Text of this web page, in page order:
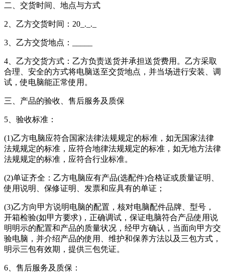
二、交货时间、地点与方式
2、乙方交货时间：20_._._
3、乙方交货地点：_____
4、乙方交货方式：乙方负责送货并承担送货费用。乙方采取
合理、安全的方式将电脑送至交货地点，并当场进行安装、调
试，使电脑能正常使用。
三、产品的验收、售后服务及质保
5、验收标准：
(1)乙方电脑应符合国家法律法规规定的标准，如无国家法律
法规规定的标准，应符合地律法规规定的标准，如无地方法律
法规规定的标准，应符合行业标准。
(2)单证齐全：乙方电脑应有产品(选配件)合格证或质量证明、
使用说明、保修证明、发票和应具有的单证；
(3)乙方向甲方说明电脑的配置，核对电脑配件品牌、型号，
开箱检验(如甲方要求)，正确调试，保证电脑符合产品使用说
明明示的配置和产品的质量状况，经甲方确认，当面向甲方交
验电脑，并介绍产品的使用、维护和保养方法以及三包方式，
明示三包有效期，提供三包凭证。
6、售后服务及质保：